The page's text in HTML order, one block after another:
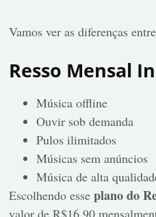
Vamos ver as diferenças
Resso Mensal
Música offline
Ouvir sob demanda
Pulos ilimitados
Músicas sem anúncios
Música de alta
Escolhendo esseplano do
valor de R$16,90